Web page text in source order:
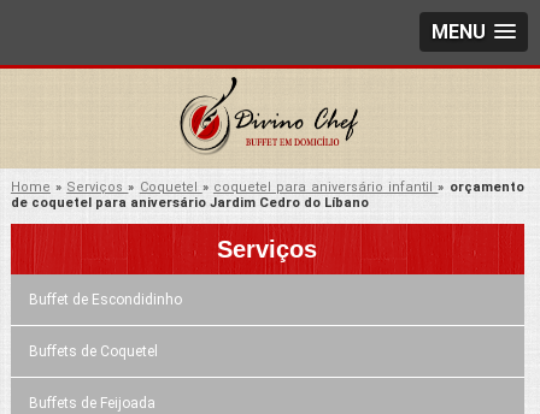
MENU
Home » Serviços» Coquetel » coquetel para aniversário infantil» orçamento
de coquetel para aniversário Jardim Cedro do Líbano
Serviços
Buffet de Escondidinho
Buffets de Coquetel
Buffets de Feijoada